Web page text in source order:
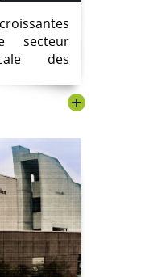
secteur
des
+